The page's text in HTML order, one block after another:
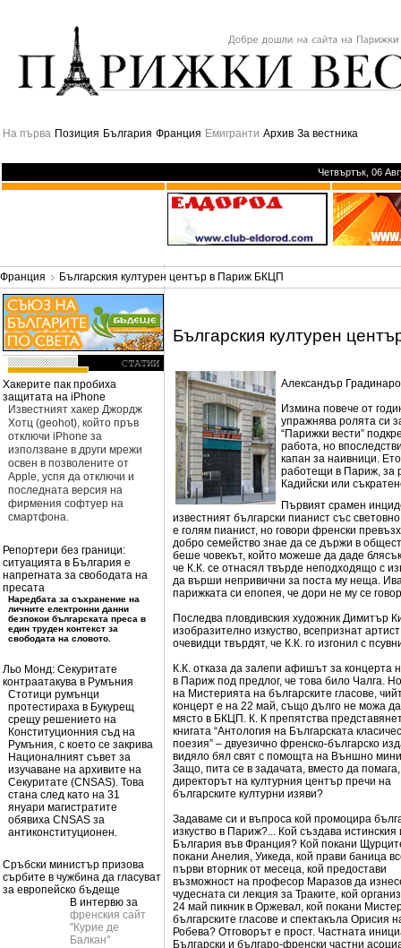
На първа Позиция България Франция Емигранти Архив За вестника
Четвъртък, 06
Франция Българския културен център в Париж БКЦП
Хакерите пак пробиха
защитата на iPhone
Известният хакер Джордж
Хотц (geohot), който пръв
отключи iPhone за
използване в други мрежи
освен в позволените от
Apple, успя да отключи и
последната версия на
фирмения софтуер на
смартфона.
Репортери без граници:
ситуацията в България е
напрегната за свободата на
пресата
Наредбата за съхранение на
личните електронни данни
безпокои българската преса в
един труден контекст за
свободата на словото.
Льо Монд: Секуритате
контраатакува в Румъния
Стотици румънци
протестираха в Букурещ
срещу решението на
Конституционния съд на
Румъния, с което се закрива
Националният съвет за
изучаване на архивите на
Секуритате (CNSAS). Това
стана след като на 31
януари магистратите
обявиха CNSAS за
антиконституционен.
Сръбски министър призова
сърбите в чужбина да гласуват
за европейско бъдеще
В интервю за
френския сайт
"Курие де
Балкан"
Българския културен
Александър
Измина повече от
упражнява ролята си
“Парижки вести”
работа, но
капан за наивници.
работещи в Париж, за
Кадийски или
Първият срамен
известният български пианист със
е голям пианист, но говори френски
добро семейство знае да се държи в
беше човекът, който можеше да даде
че К.К. се отнасял твърде неподходящо с
да върши непривични за поста му неща.
парижката си епопея, че дори не му се
Последва пловдивския художник Димитър
изобразително изкуство, всепризнат
очевидци твърдят, че К.К. го изгонил с
К.К. отказа да залепи афишът за концерта
в Париж под предлог, че това било Чалга.
на Мистерията на българските гласове,
концерт е на 22 май, също дълго не можа
място в БКЦП. К. К препятства
книгата “Антология на Българската
поезия” – двуезично френско-българско
видяло бял свят с помощта на Външно
Защо, пита се в задачата, вместо да помага,
директорът на културния център пречи на
българските културни изяви?
Задаваме си и въпроса кой промоцира
изкуство в Париж?... Кой създава
България във Франция? Кой покани
покани Анелия, Уикеда, кой прави баница
първи вторник от месеца, кой предостави
възможност на професор Маразов да
чудесната си лекция за Траките, кой
24 май пикник в Оржевал, кой покани
българските гласове и спектакъла Орисия
Робева? Отговорът е прост. Частната
Български и българо-френски частни